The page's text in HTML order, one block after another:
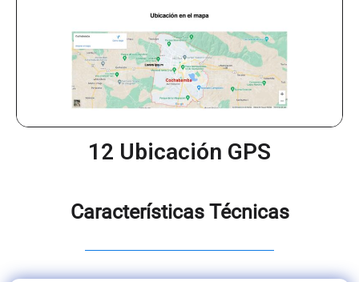
12 Ubicación GPS
Características Técnicas